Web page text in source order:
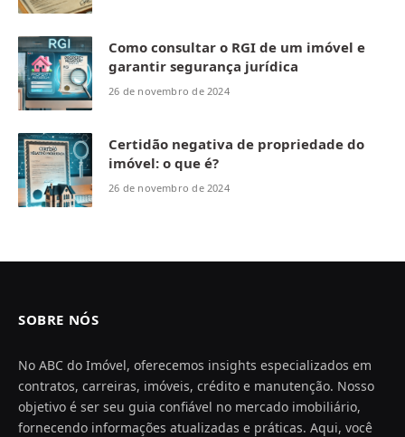
Como consultar o RGI de um imóvel e
garantir segurança jurídica
26 de novembro de 2024
Certidão negativa de propriedade do
imóvel: o que é?
26 de novembro de 2024
SOBRE NÓS
No ABC do Imóvel, oferecemos insights especializados em
contratos, carreiras, imóveis, crédito e manutenção. Nosso
objetivo é ser seu guia confiável no mercado imobiliário,
fornecendo informações atualizadas e práticas. Aqui, você